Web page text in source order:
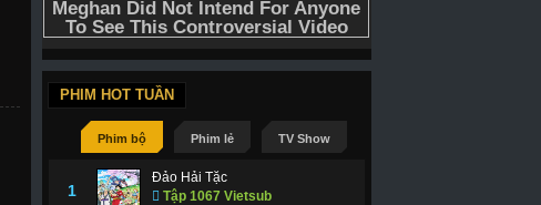
PHIM HOT TUẦN
Phim bộ Phim lẻ TV Show
1
Đảo Hải Tặc
Tập 1067 Vietsub